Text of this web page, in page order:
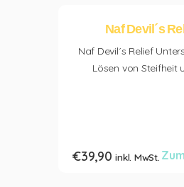
Naf Devil´s
Naf Devil´s Relief
Lösen von Steifheit
€39,90 inkl. MwSt.